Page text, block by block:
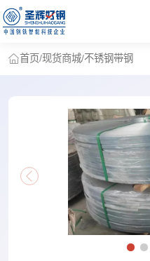
首页/现货商城/不锈钢带钢